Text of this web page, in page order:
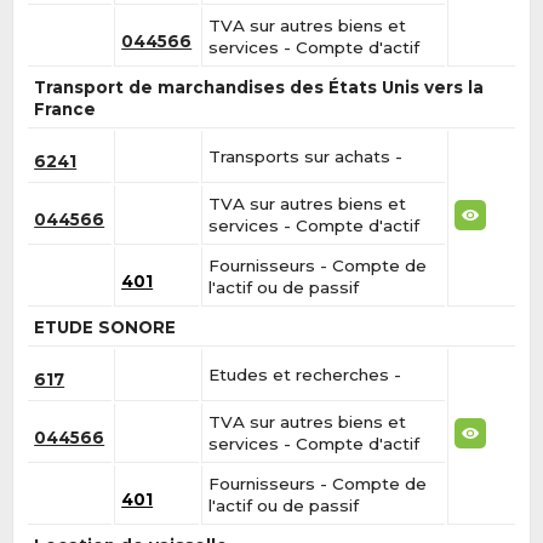
044566
TVA sur autres biens et
services - Compte d'actif
Transport de marchandises des États Unis vers la
France
6241 Transports sur achats -
044566
TVA sur autres biens et
services - Compte d'actif
401
Fournisseurs - Compte de
l'actif ou de passif
ETUDE SONORE
617 Etudes et recherches -
044566
TVA sur autres biens et
services - Compte d'actif
401
Fournisseurs - Compte de
l'actif ou de passif